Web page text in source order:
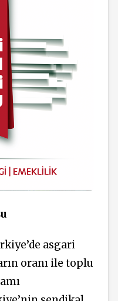
asgari
oranı ile toplu